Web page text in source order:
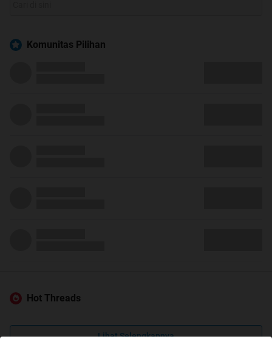
Komunitas Pilihan
Hot Threads
Lihat Selengkapnya